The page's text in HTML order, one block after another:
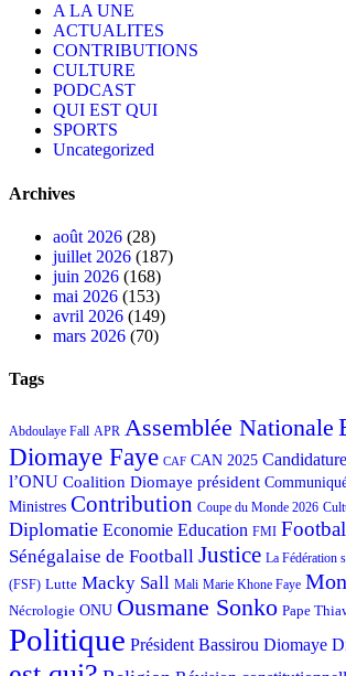
A LA UNE
ACTUALITES
CONTRIBUTIONS
CULTURE
PODCAST
QUI EST QUI
SPORTS
Uncategorized
Archives
août 2026 (28)
juillet 2026 (187)
juin 2026 (168)
mai 2026 (153)
avril 2026 (149)
mars 2026 (70)
Tags
Abdoulaye Fall APR Assemblée Nationale
Diomaye Faye CAF CAN 2025
l’ONU Coalition Diomaye président
Ministres Contribution Coupe du Monde 2026
Diplomatie Economie Education FMI
Sénégalaise de Football Justice La Fédération
(FSF) Lutte Macky Sall Mali Marie Khone Faye
Nécrologie ONU Ousmane Sonko Pape
Politique Président Bassirou Diomaye